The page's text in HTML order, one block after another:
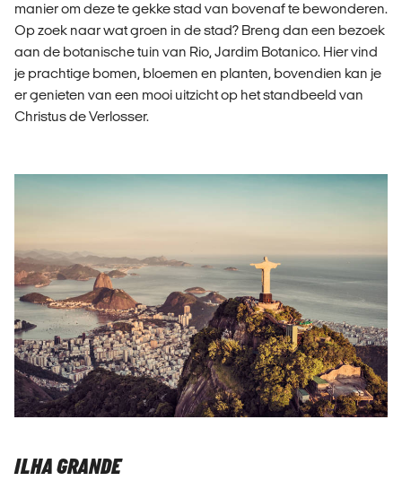
manier om deze te gekke stad van bovenaf te bewonderen.
Op zoek naar wat groen in de stad? Breng dan een bezoek
aan de botanische tuin van Rio, Jardim Botanico. Hier vind
je prachtige bomen, bloemen en planten, bovendien kan je
er genieten van een mooi uitzicht op het standbeeld van
Christus de Verlosser.
ILHA GRANDE